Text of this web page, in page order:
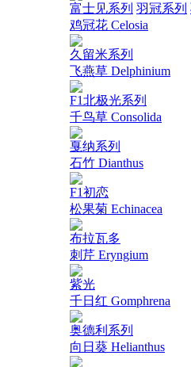
富士见系列 羽冠系列
鸡冠花 Celosia
久留米系列
飞燕草 Delphinium
F1北极光系列
千鸟草 Consolida
戛纳系列
石竹 Dianthus
F1初恋
松果菊 Echinacea
布拉瓦多
刺芹 Eryngium
紫光
千日红 Gomphrena
奥德利系列
向日葵 Helianthus